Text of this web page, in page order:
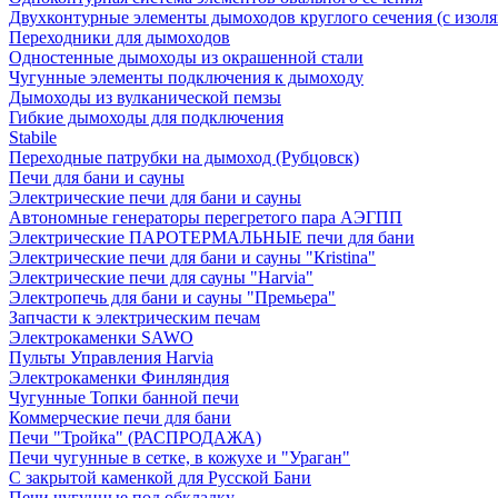
Двухконтурные элементы дымоходов круглого сечения (с
Переходники для дымоходов
Одностенные дымоходы из окрашенной стали
Чугунные элементы подключения к дымоходу
Дымоходы из вулканической пемзы
Гибкие дымоходы для подключения
Stabile
Переходные патрубки на дымоход (Рубцовск)
Печи для бани и сауны
Электрические печи для бани и сауны
Автономные генераторы перегретого пара АЭГПП
Электрические ПАРОТЕРМАЛЬНЫЕ печи для бани
Электрические печи для бани и сауны "Кristina"
Электрические печи для сауны "Harvia"
Электропечь для бани и сауны "Премьера"
Запчасти к электрическим печам
Электрокаменки SAWO
Пульты Управления Harvia
Электрокаменки Финляндия
Чугунные Топки банной печи
Коммерческие печи для бани
Печи "Тройка" (РАСПРОДАЖА)
Печи чугунные в сетке, в кожухе и "Ураган"
С закрытой каменкой для Русской Бани